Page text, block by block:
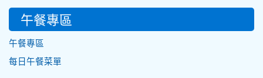
午餐專區
午餐專區
每日午餐菜單